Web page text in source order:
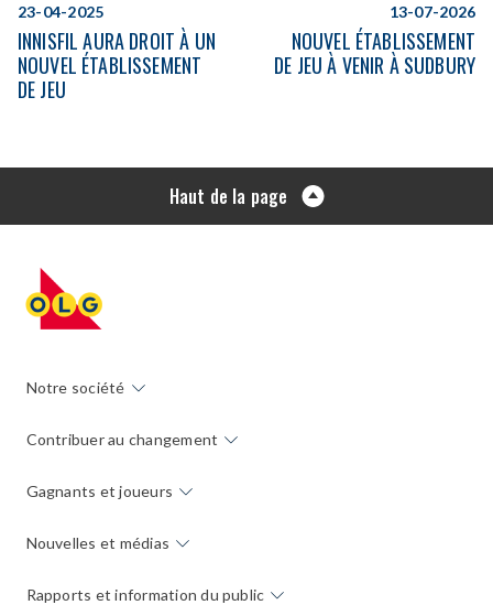
23-04-2025
INNISFIL AURA DROIT À UN
NOUVEL ÉTABLISSEMENT
DE JEU
13-07-2026
NOUVEL ÉTABLISSEMENT
DE JEU À VENIR À SUDBURY
Haut de la page
Notre société
Contribuer au changement
Gagnants et joueurs
Nouvelles et médias
Rapports et information du public